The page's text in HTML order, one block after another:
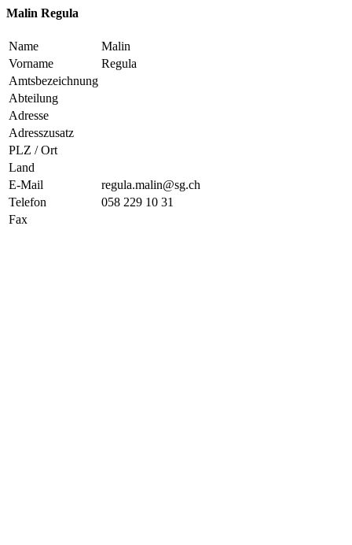
Malin Regula
Name
Malin
Vorname
Regula
Amtsbezeichnung
Abteilung
Adresse
Adresszusatz
PLZ / Ort
Land
E-Mail
regula.malin@sg.ch
Telefon
058 229 10 31
Fax